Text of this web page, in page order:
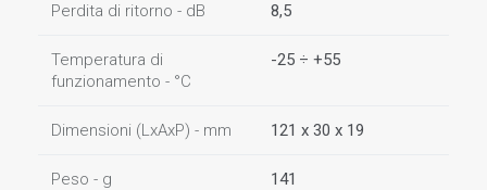
Perdita di ritorno - dB 8,5
Temperatura di
funzionamento - °C
-25 ÷ +55
Dimensioni (LxAxP) - mm 121 x 30 x 19
Peso - g 141